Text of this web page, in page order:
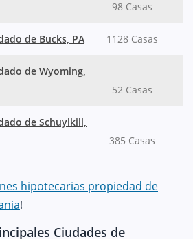
98 Casas
de Bucks, PA 1128 Casas
de Wyoming,
52 Casas
de Schuylkill,
385 Casas
hipotecarias propiedad de
!
Ciudades de